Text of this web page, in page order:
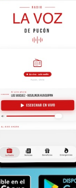
la fruta
se convierten
sin
de Pucón
de forma saludable.
tienen un
a hidratar el